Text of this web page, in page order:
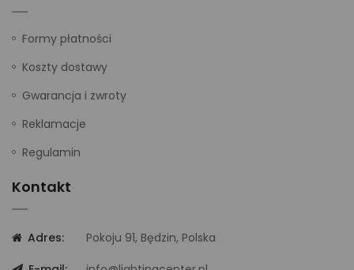
Formy płatności
Koszty dostawy
Gwarancja i zwroty
Reklamacje
Regulamin
Kontakt
Adres:
Pokoju 91, Będzin, Polska